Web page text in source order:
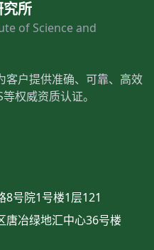
所
of Science and
客户提供准确、可靠、高效
权威资质认证。
8号院1号楼1层121
唐冶绿地汇中心36号楼